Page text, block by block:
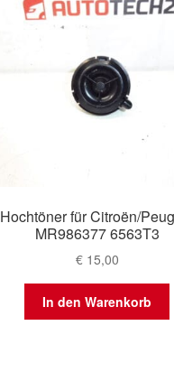
Hochtöner für Citroën/
MR986377 6563T3
€15,00
In den Warenkorb